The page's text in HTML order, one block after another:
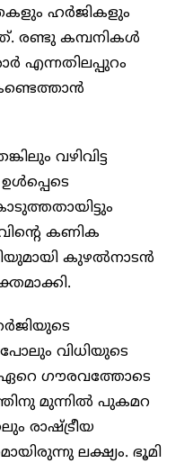
ഹര്‍ജികളും
രണ്ടു കമ്പനികള്‍
എന്നതിലപ്പുറം
വഴിവിട്ട
കണിക
കുഴല്‍നാടന്‍
പോലും വിധിയുടെ
ഏറെ ഗൗരവത്തോടെ
മുന്നില്‍ പുകമറ
രാഷ്ട്രീയ
ലക്ഷ്യം. ഭൂമി